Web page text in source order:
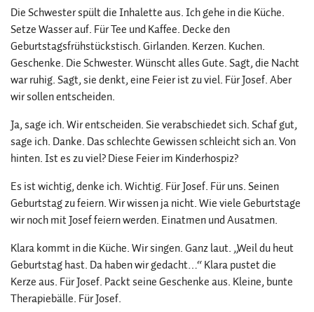
Die Schwester spült die Inhalette aus. Ich gehe in die Küche.
Setze Wasser auf. Für Tee und Kaffee. Decke den
Geburtstagsfrühstückstisch. Girlanden. Kerzen. Kuchen.
Geschenke. Die Schwester. Wünscht alles Gute. Sagt, die Nacht
war ruhig. Sagt, sie denkt, eine Feier ist zu viel. Für Josef. Aber
wir sollen entscheiden.
Ja, sage ich. Wir entscheiden. Sie verabschiedet sich. Schaf gut,
sage ich. Danke. Das schlechte Gewissen schleicht sich an. Von
hinten. Ist es zu viel? Diese Feier im Kinderhospiz?
Es ist wichtig, denke ich. Wichtig. Für Josef. Für uns. Seinen
Geburtstag zu feiern. Wir wissen ja nicht. Wie viele Geburtstage
wir noch mit Josef feiern werden. Einatmen und Ausatmen.
Klara kommt in die Küche. Wir singen. Ganz laut. „Weil du heut
Geburtstag hast. Da haben wir gedacht…“ Klara pustet die
Kerze aus. Für Josef. Packt seine Geschenke aus. Kleine, bunte
Therapiebälle. Für Josef.